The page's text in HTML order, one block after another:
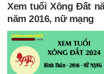
Xem tuổi Xông Đất
năm 2016, nữ mạng